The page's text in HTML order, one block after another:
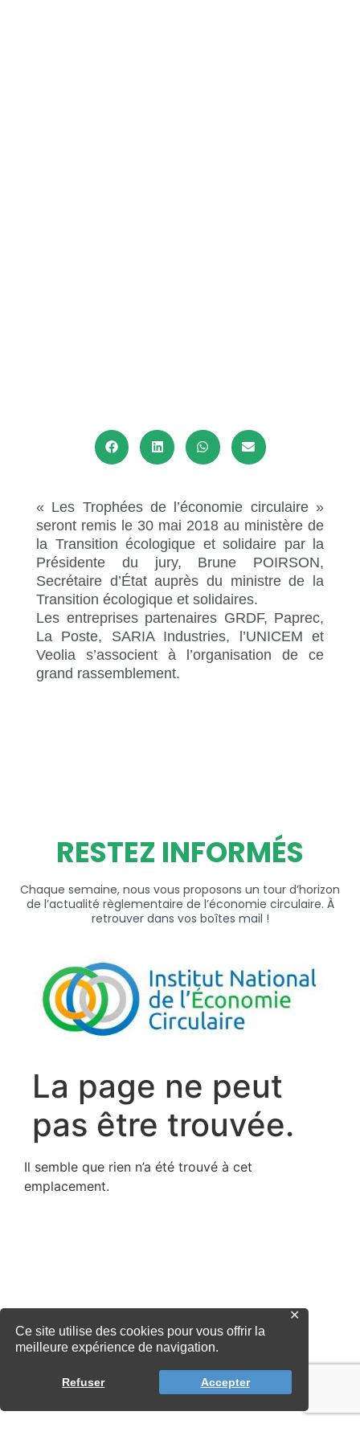
Ce site utilise des cookies pour vous offrir la
meilleure expérience de navigation.
Refuser Accepter
✕
« Les Trophées de l’économie circulaire »
seront remis le 30 mai 2018 au ministère de
la Transition écologique et solidaire par la
Présidente du jury, Brune POIRSON,
Secrétaire d’État auprès du ministre de la
Transition écologique et solidaires.
Les entreprises partenaires GRDF, Paprec,
La Poste, SARIA Industries, l’UNICEM et
Veolia s’associent à l’organisation de ce
grand rassemblement.
RESTEZ INFORMÉS
Chaque semaine, nous vous proposons un tour d’horizon
de l’actualité règlementaire de l’économie circulaire. À
retrouver dans vos boîtes mail !